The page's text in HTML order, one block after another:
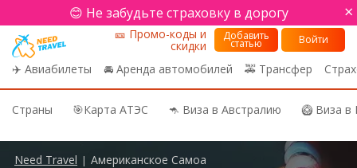
😊 Не забудьте страховку в дорогу ×
✈️ Авиабилеты 🚘 Аренда автомобилей 🚕 Трансфер
🎫 Промо-коды и
скидки
Добавить
статью Войти
Страны 🎯Карта АТЭС 🦘 Виза в Австралию 🥝 Виза
Need Travel | Американское Самоа